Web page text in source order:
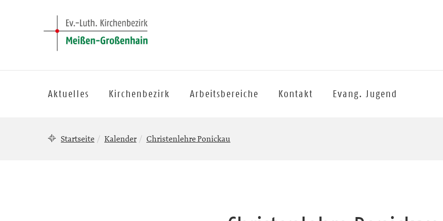
Aktuelles Kirchenbezirk Arbeitsbereiche Kontakt Evang. Jugend
Startseite Kalender Christenlehre Ponickau